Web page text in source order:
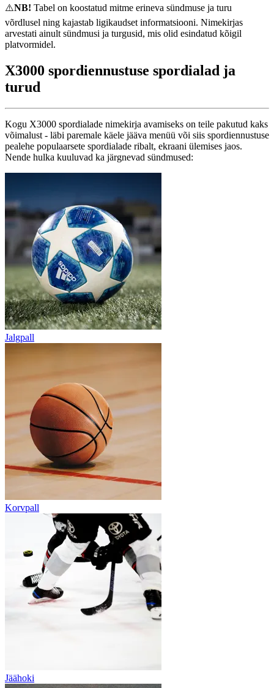
⚠️NB! Tabel on koostatud mitme erineva sündmuse ja turu
võrdlusel ning kajastab ligikaudset informatsiooni. Nimekirjas
arvestati ainult sündmusi ja turgusid, mis olid esindatud kõigil
platvormidel.
X3000 spordiennustuse spordialad ja
turud
Kogu X3000 spordialade nimekirja avamiseks on teile pakutud kaks
võimalust - läbi paremale käele jääva menüü või siis spordiennustuse
pealehe populaarsete spordialade ribalt, ekraani ülemises jaos.
Nende hulka kuuluvad ka järgnevad sündmused:
Jalgpall
Korvpall
Jäähoki